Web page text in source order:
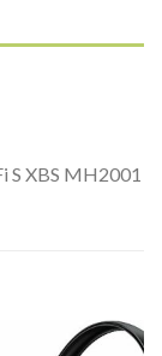
S XBS MH2001